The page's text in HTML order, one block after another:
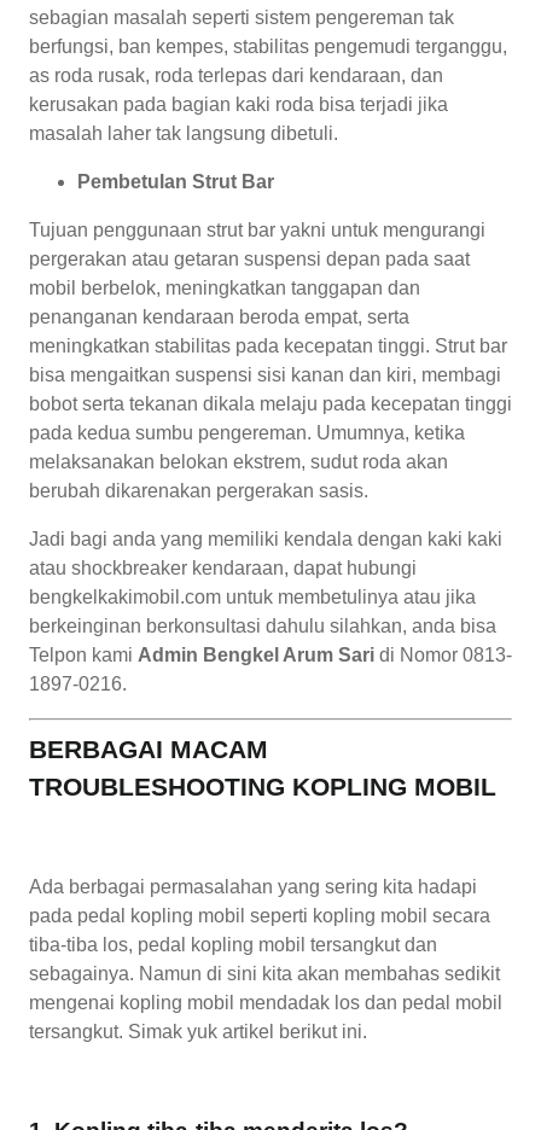
sebagian masalah seperti sistem pengereman tak
berfungsi, ban kempes, stabilitas pengemudi terganggu,
as roda rusak, roda terlepas dari kendaraan, dan
kerusakan pada bagian kaki roda bisa terjadi jika
masalah laher tak langsung dibetuli.
Pembetulan Strut Bar
Tujuan penggunaan strut bar yakni untuk mengurangi
pergerakan atau getaran suspensi depan pada saat
mobil berbelok, meningkatkan tanggapan dan
penanganan kendaraan beroda empat, serta
meningkatkan stabilitas pada kecepatan tinggi. Strut bar
bisa mengaitkan suspensi sisi kanan dan kiri, membagi
bobot serta tekanan dikala melaju pada kecepatan tinggi
pada kedua sumbu pengereman. Umumnya, ketika
melaksanakan belokan ekstrem, sudut roda akan
berubah dikarenakan pergerakan sasis.
Jadi bagi anda yang memiliki kendala dengan kaki kaki
atau shockbreaker kendaraan, dapat hubungi
bengkelkakimobil.com untuk membetulinya atau jika
berkeinginan berkonsultasi dahulu silahkan, anda bisa
Telpon kami Admin Bengkel Arum Sari di Nomor 0813-
1897-0216.
BERBAGAI MACAM
TROUBLESHOOTING KOPLING MOBIL
Ada berbagai permasalahan yang sering kita hadapi
pada pedal kopling mobil seperti kopling mobil secara
tiba-tiba los, pedal kopling mobil tersangkut dan
sebagainya. Namun di sini kita akan membahas sedikit
mengenai kopling mobil mendadak los dan pedal mobil
tersangkut. Simak yuk artikel berikut ini.